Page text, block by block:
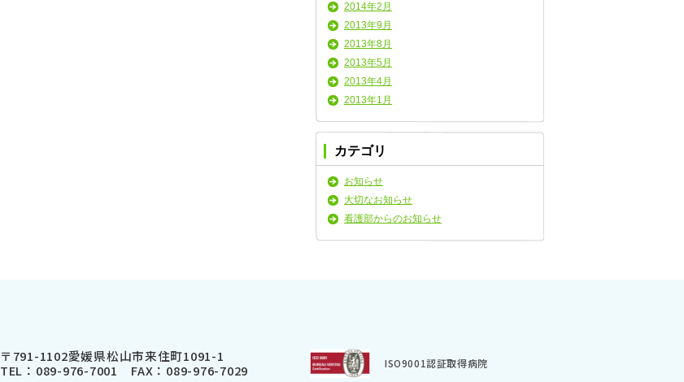
2014年2月
2013年9月
2013年8月
2013年5月
2013年4月
2013年1月
カテゴリ
お知らせ
大切なお知らせ
看護部からのお知らせ
〒791-1102愛媛県松山市来住町1091-1
TEL： 089-976-7001 FAX：089-976-7029 ISO9001認証取得病院